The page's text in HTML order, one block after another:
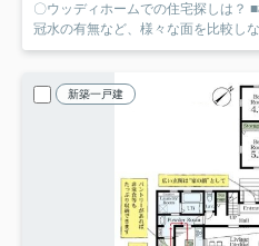
〇ウッディホームでの住宅探しは？ ■構造の耐震性や地盤の良し悪し、
冠水の有無など、様々な面を比較し
新築一戸建